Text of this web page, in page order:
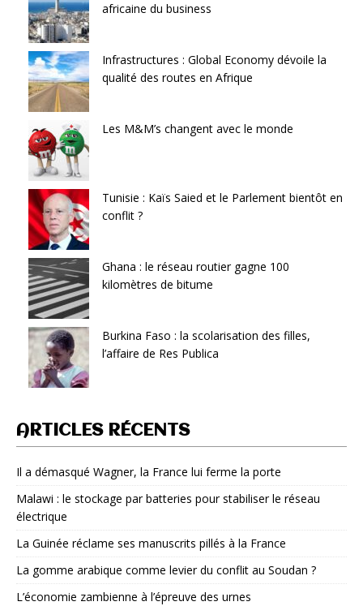
africaine du business
Infrastructures : Global Economy dévoile la
qualité des routes en Afrique
Les M&M’s changent avec le monde
Tunisie : Kaïs Saied et le Parlement bientôt en
conflit ?
Ghana : le réseau routier gagne 100
kilomètres de bitume
Burkina Faso : la scolarisation des filles,
l’affaire de Res Publica
ARTICLES RÉCENTS
Il a démasqué Wagner, la France lui ferme la porte
Malawi : le stockage par batteries pour stabiliser le réseau
électrique
La Guinée réclame ses manuscrits pillés à la France
La gomme arabique comme levier du conflit au Soudan ?
L’économie zambienne à l’épreuve des urnes